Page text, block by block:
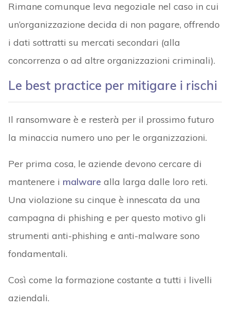
Rimane comunque leva negoziale nel caso in cui
un’organizzazione decida di non pagare, offrendo
i dati sottratti su mercati secondari (alla
concorrenza o ad altre organizzazioni criminali).
Le best practice per mitigare i rischi
Il ransomware è e resterà per il prossimo futuro
la minaccia numero uno per le organizzazioni.
Per prima cosa, le aziende devono cercare di
mantenere i malware alla larga dalle loro reti.
Una violazione su cinque è innescata da una
campagna di phishing e per questo motivo gli
strumenti anti-phishing e anti-malware sono
fondamentali.
Così come la formazione costante a tutti i livelli
aziendali.